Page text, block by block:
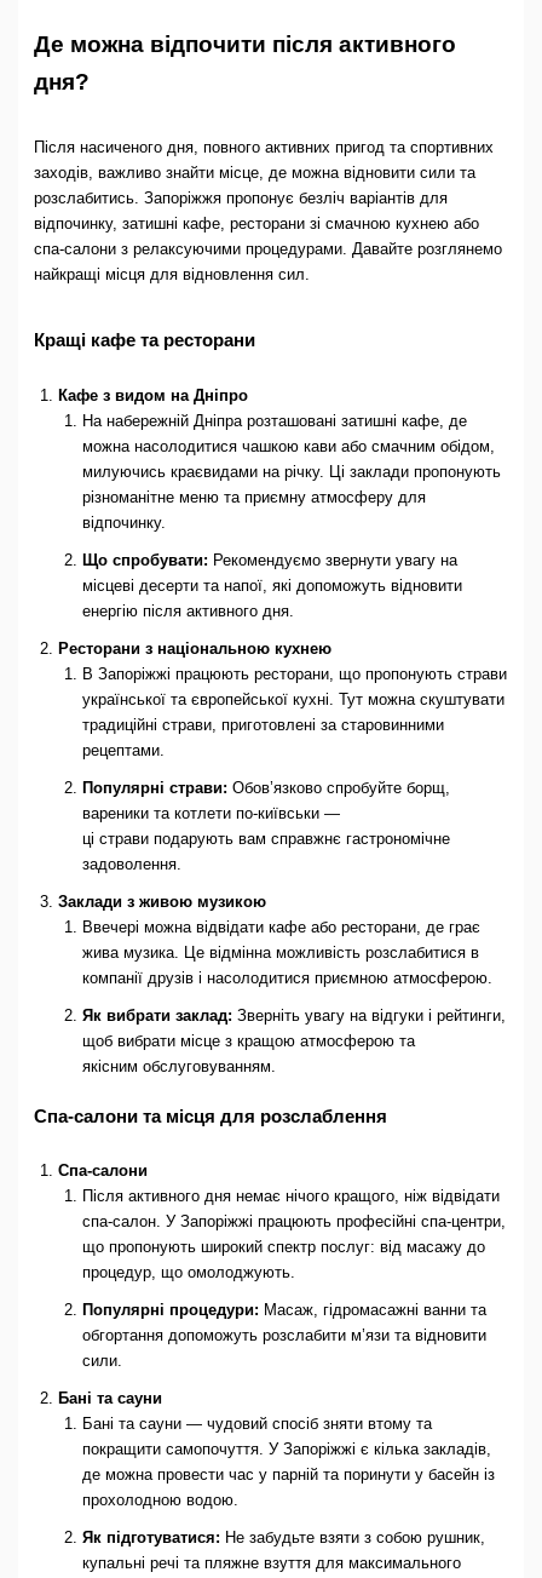
Де можна відпочити після активного
дня?
Після насиченого дня, повного активних пригод та спортивних
заходів, важливо знайти місце, де можна відновити сили та
розслабитись. Запоріжжя пропонує безліч варіантів для
відпочинку, затишні кафе, ресторани зі смачною кухнею або
спа-салони з релаксуючими процедурами. Давайте розглянемо
найкращі місця для відновлення сил.
Кращі кафе та ресторани
Кафе з видом на Дніпро
На набережній Дніпра розташовані затишні кафе, де
можна насолодитися чашкою кави або смачним обідом,
милуючись краєвидами на річку. Ці заклади пропонують
різноманітне меню та приємну атмосферу для
відпочинку.
Що спробувати: Рекомендуємо звернути увагу на
місцеві десерти та напої, які допоможуть відновити
енергію після активного дня.
Ресторани з національною кухнею
В Запоріжжі працюють ресторани, що пропонують страви
української та європейської кухні. Тут можна скуштувати
традиційні страви, приготовлені за старовинними
рецептами.
Популярні страви: Обов’язково спробуйте борщ,
вареники та котлети по-київськи —
ці страви подарують вам справжнє гастрономічне
задоволення.
Заклади з живою музикою
Ввечері можна відвідати кафе або ресторани, де грає
жива музика. Це відмінна можливість розслабитися в
компанії друзів і насолодитися приємною атмосферою.
Як вибрати заклад: Зверніть увагу на відгуки і рейтинги,
щоб вибрати місце з кращою атмосферою та
якісним обслуговуванням.
Спа-салони та місця для розслаблення
Спа-салони
Після активного дня немає нічого кращого, ніж відвідати
спа-салон. У Запоріжжі працюють професійні спа-центри,
що пропонують широкий спектр послуг: від масажу до
процедур, що омолоджують.
Популярні процедури: Масаж, гідромасажні ванни та
обгортання допоможуть розслабити м’язи та відновити
сили.
Бані та сауни
Бані та сауни — чудовий спосіб зняти втому та
покращити самопочуття. У Запоріжжі є кілька закладів,
де можна провести час у парній та поринути у басейн із
прохолодною водою.
Як підготуватися: Не забудьте взяти з собою рушник,
купальні речі та пляжне взуття для максимального